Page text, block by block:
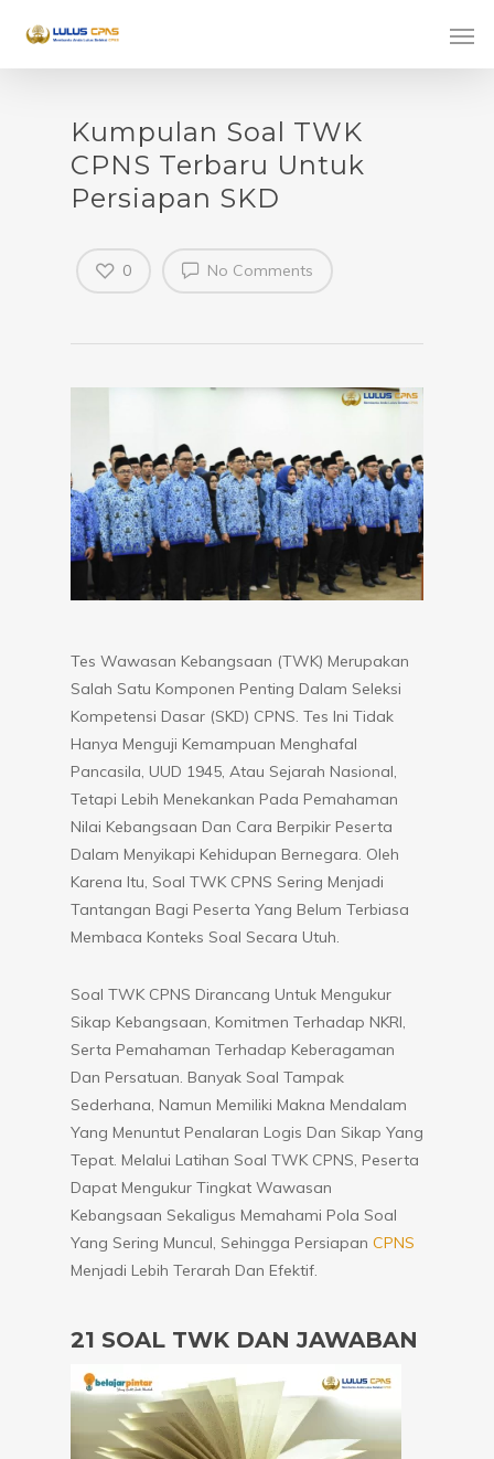
Kumpulan Soal TWK
CPNS Terbaru Untuk
Persiapan SKD
No Comments
0
Tes Wawasan Kebangsaan (TWK) Merupakan
Salah Satu Komponen Penting Dalam Seleksi
Kompetensi Dasar (SKD) CPNS. Tes Ini Tidak
Hanya Menguji Kemampuan Menghafal
Pancasila, UUD 1945, Atau Sejarah Nasional,
Tetapi Lebih Menekankan Pada Pemahaman
Nilai Kebangsaan Dan Cara Berpikir Peserta
Dalam Menyikapi Kehidupan Bernegara. Oleh
Karena Itu, Soal TWK CPNS Sering Menjadi
Tantangan Bagi Peserta Yang Belum Terbiasa
Membaca Konteks Soal Secara Utuh.
Soal TWK CPNS Dirancang Untuk Mengukur
Sikap Kebangsaan, Komitmen Terhadap NKRI,
Serta Pemahaman Terhadap Keberagaman
Dan Persatuan. Banyak Soal Tampak
Sederhana, Namun Memiliki Makna Mendalam
Yang Menuntut Penalaran Logis Dan Sikap Yang
Tepat. Melalui Latihan Soal TWK CPNS, Peserta
Dapat Mengukur Tingkat Wawasan
Kebangsaan Sekaligus Memahami Pola Soal
Yang Sering Muncul, Sehingga Persiapan CPNS
Menjadi Lebih Terarah Dan Efektif.
21 SOAL TWK DAN JAWABAN